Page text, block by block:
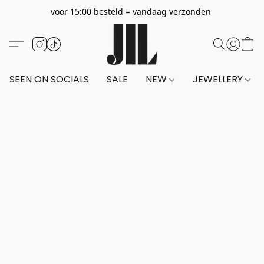
voor 15:00 besteld = vandaag verzonden
SEEN ON SOCIALS SALE NEW JEWELLERY